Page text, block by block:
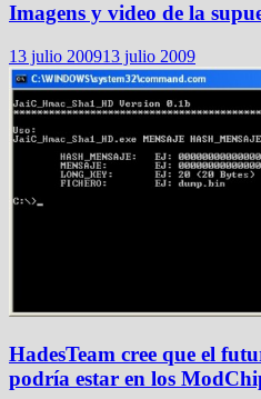
Imagens y video de la
13 julio 200913 julio 2009
HadesTeam cree que el
podría estar en los